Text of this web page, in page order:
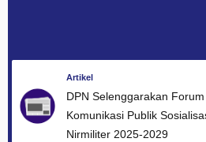
Artikel
DPN Selenggarakan
Komunikasi Publik
Nirmiliter 2025-2029